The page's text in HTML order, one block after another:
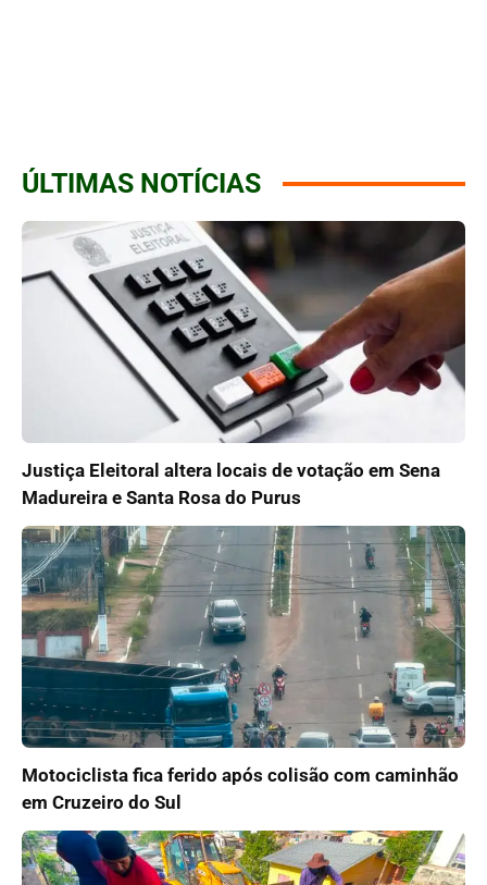
ÚLTIMAS NOTÍCIAS
Justiça Eleitoral altera locais de votação em Sena
Madureira e Santa Rosa do Purus
Motociclista fica ferido após colisão com caminhão
em Cruzeiro do Sul